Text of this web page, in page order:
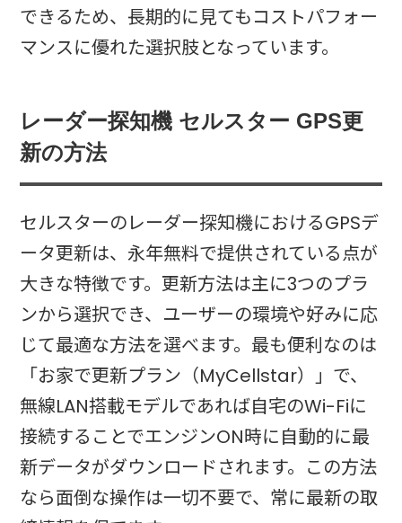
できるため、長期的に見てもコストパフォー
マンスに優れた選択肢となっています。​
レーダー探知機 セルスター GPS更
新の方法
セルスターのレーダー探知機におけるGPSデ
ータ更新は、永年無料で提供されている点が
大きな特徴です。更新方法は主に3つのプラ
ンから選択でき、ユーザーの環境や好みに応
じて最適な方法を選べます。最も便利なのは
「お家で更新プラン（MyCellstar）」で、
無線LAN搭載モデルであれば自宅のWi-Fiに
接続することでエンジンON時に自動的に最
新データがダウンロードされます。この方法
なら面倒な操作は一切不要で、常に最新の取